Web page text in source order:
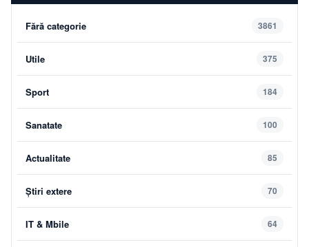
Fără categorie 3861
Utile 375
Sport 184
Sanatate 100
Actualitate 85
Știri extere 70
IT & Mbile 64